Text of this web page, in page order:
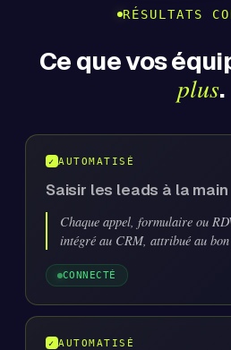
RÉSULTATS
Ce que vos
plus.
AUTOMATISÉ
Saisir les leads à la main
Chaque appel, formulaire ou
intégré au CRM, attribué au
CONNECTÉ
AUTOMATISÉ